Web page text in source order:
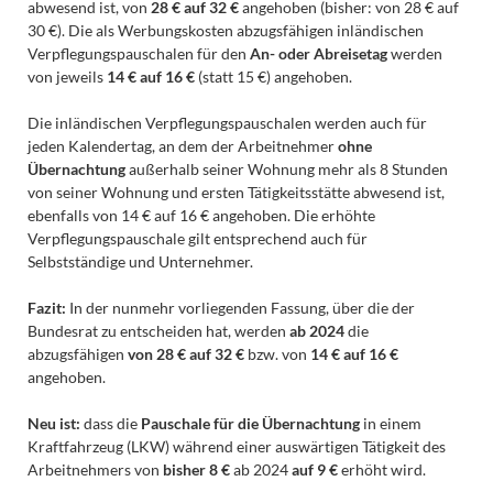
abwesend ist, von 28 € auf 32 €angehoben (bisher: von 28 € auf
30 €). Die als Werbungskosten abzugsfähigen inländischen
Verpflegungspauschalen für den An- oder Abreisetagwerden
von jeweils 14 € auf 16 €(statt 15 €) angehoben.
Die inländischen Verpflegungspauschalen werden auch für
jeden Kalendertag, an dem der Arbeitnehmerohne
Übernachtungaußerhalb seiner Wohnung mehr als 8 Stunden
von seiner Wohnung und ersten Tätigkeitsstätte abwesend ist,
ebenfalls von 14 € auf 16 € angehoben. Die erhöhte
Verpflegungspauschale gilt entsprechend auch für
Selbstständige und Unternehmer.
Fazit: In der nunmehr vorliegenden Fassung, über die der
Bundesrat zu entscheiden hat, werden ab 2024die
abzugsfähigen von 28 € auf 32 €bzw. von 14 € auf 16 €
angehoben.
Neu ist: dass die Pauschale für die Übernachtungin einem
Kraftfahrzeug (LKW) während einer auswärtigen Tätigkeit des
Arbeitnehmers von bisher 8 €ab 2024auf 9 €erhöht wird.